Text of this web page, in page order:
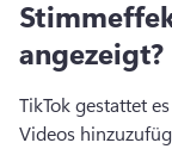
angezeigt?
TikTok gestattet
Videos